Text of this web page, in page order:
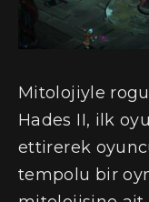
Mitolojiyle
Hades II, ilk
ettirerek
tempolu bir